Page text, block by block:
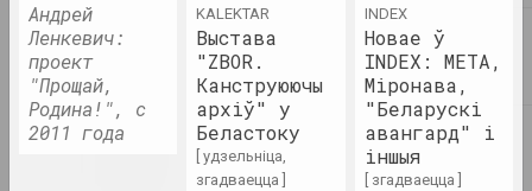
Аляксандр Угляніца
Ператварэнне. Метарэалізм
у беларускай фатаграфіі
1980–1990-х гадоў
2023. online-выставка, групавы праект
Марына Напрушкiна
Андрей
Ленкевич:
проект
"Прощай,
Родина!", с
2011 года
KALEKTAR
Выстава
"ZBOR.
Канструюючы
архіў" у
Беластоку
[ удзельніца,
згадваецца ]
INDEX
Новае ў
INDEX: МЕТА,
Міронава,
"Беларускі
авангард" і
іншыя
[ згадваецца ]